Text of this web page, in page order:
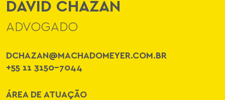
DAVID CHAZAN
ADVOGADO
DCHAZAN@MACHADOMEYER.COM.BR
+55 11 3150-7044
ÁREA DE ATUAÇÃO